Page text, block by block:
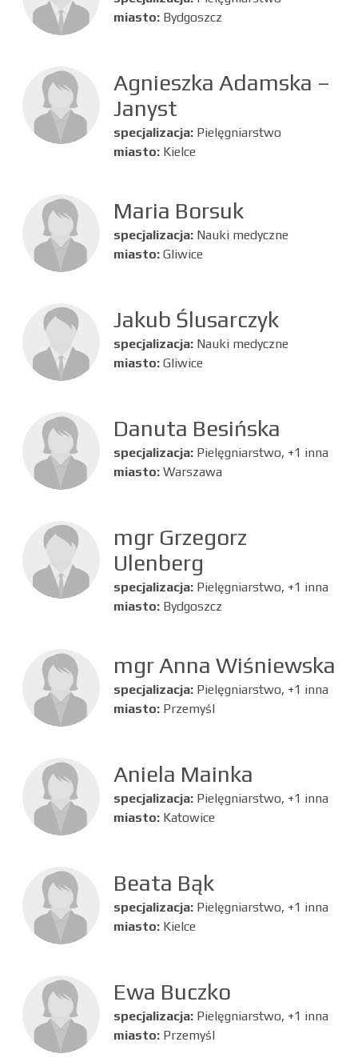
miasto: Bydgoszcz
Agnieszka Adamska –
Janyst
specjalizacja: Pielęgniarstwo
miasto: Kielce
Maria Borsuk
specjalizacja: Nauki medyczne
miasto: Gliwice
Jakub Ślusarczyk
specjalizacja: Nauki medyczne
miasto: Gliwice
Danuta Besińska
specjalizacja: Pielęgniarstwo, +1 inna
miasto: Warszawa
mgr Grzegorz
Ulenberg
specjalizacja: Pielęgniarstwo, +1 inna
miasto: Bydgoszcz
mgr Anna Wiśniewska
specjalizacja: Pielęgniarstwo, +1 inna
miasto: Przemyśl
Aniela Mainka
specjalizacja: Pielęgniarstwo, +1 inna
miasto: Katowice
Beata Bąk
specjalizacja: Pielęgniarstwo, +1 inna
miasto: Kielce
Ewa Buczko
specjalizacja: Pielęgniarstwo, +1 inna
miasto: Przemyśl